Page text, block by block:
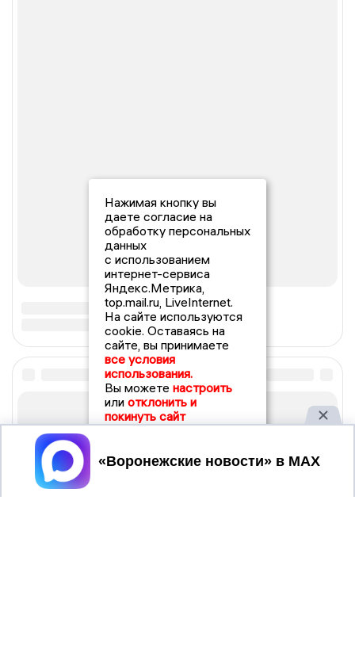
Нажимая кнопку вы
даете согласие на
обработку персональных
данных
с использованием
интернет-сервиса
Яндекс.Метрика,
top.mail.ru, LiveInternet.
На сайте используются
cookie. Оставаясь на
сайте, вы принимаете
все условия
использования.
Вы можете настроить
или отклонить и
покинуть сайт
Принять